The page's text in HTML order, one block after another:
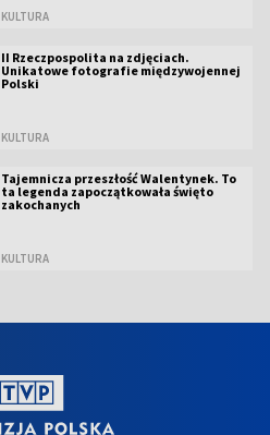
KULTURA
II Rzeczpospolita na zdjęciach.
Unikatowe fotografie międzywojennej
Polski
KULTURA
Tajemnicza przeszłość Walentynek. To
ta legenda zapoczątkowała święto
zakochanych
KULTURA